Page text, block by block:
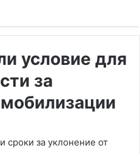
условие для
за
сроки за уклонение от